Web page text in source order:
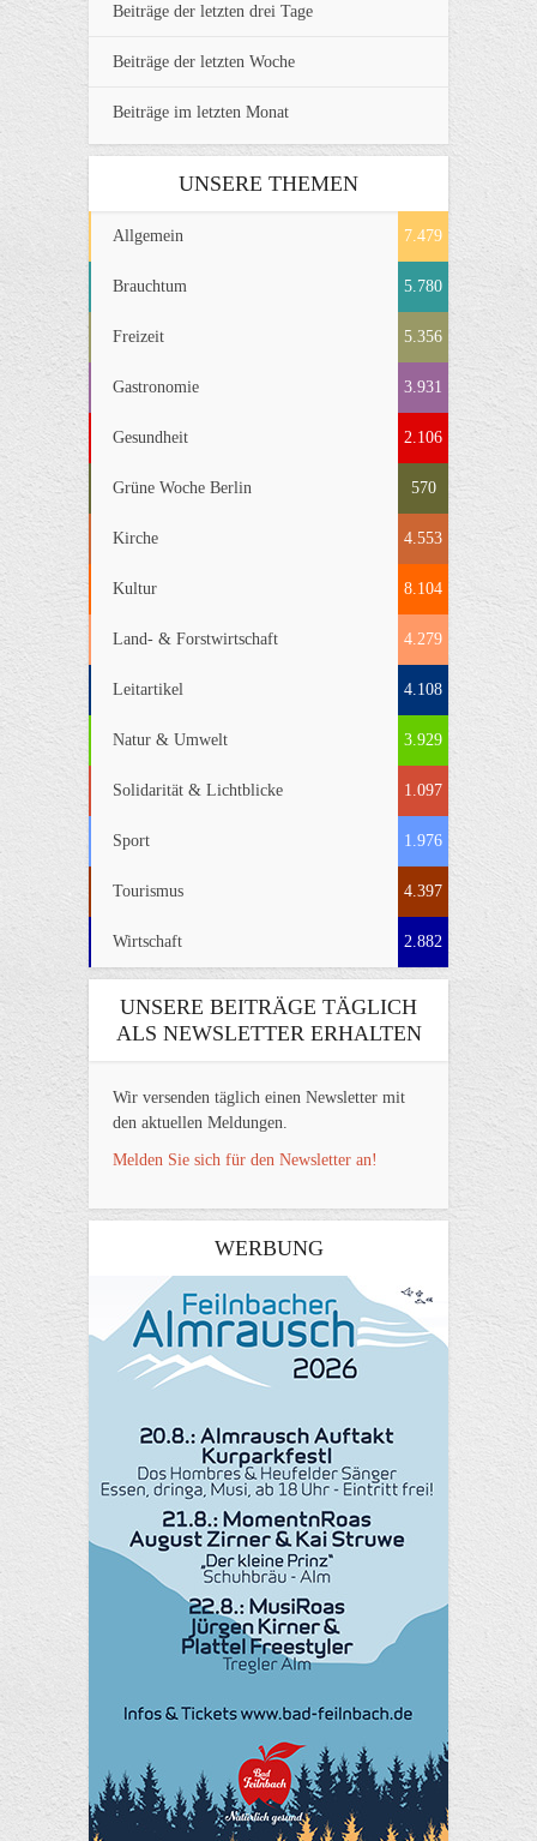
Beiträge der letzten drei Tage
Beiträge der letzten Woche
Beiträge im letzten Monat
UNSERE THEMEN
Allgemein 7.479
Brauchtum 5.780
Freizeit 5.356
Gastronomie 3.931
Gesundheit 2.106
Grüne Woche Berlin 570
Kirche 4.553
Kultur 8.104
Land- & Forstwirtschaft 4.279
Leitartikel 4.108
Natur & Umwelt 3.929
Solidarität & Lichtblicke 1.097
Sport 1.976
Tourismus 4.397
Wirtschaft 2.882
UNSERE BEITRÄGE TÄGLICH
ALS NEWSLETTER ERHALTEN
Wir versenden täglich einen Newsletter mit
den aktuellen Meldungen.
Melden Sie sich für den Newsletter an!
WERBUNG